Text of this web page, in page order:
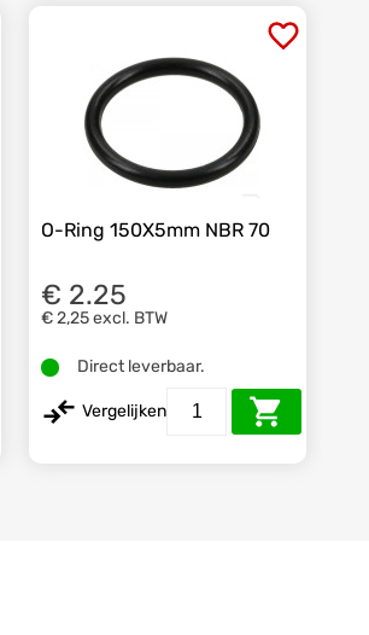
O-Ring 150X5mm NBR 70
€ 2.25
€ 2,25excl. BTW
Direct leverbaar.
Vergelijken